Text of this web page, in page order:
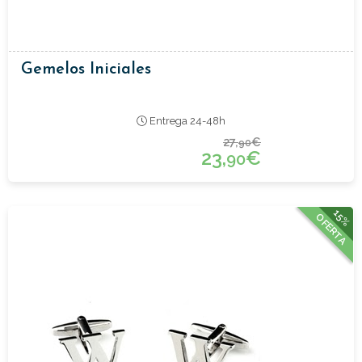
Gemelos Iniciales
Entrega 24-48h
27,90€
23,90€
15%
OFERTA